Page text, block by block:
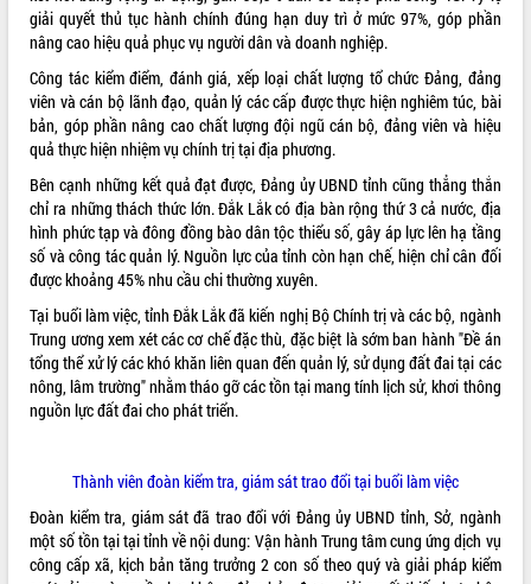
Hội thảo góp ý hồ sơ điều chỉnh quy
hoạch tỉnh Đắk Lắk thời kỳ 2021-2030,
tầm nhìn đến năm 2050
Nâng cao hiệu quả hoạt động của các
doanh nghiệp nhà nước
Hội nghị triển khai kết nối mạng
truyền số liệu chuyên dùng phục vụ cơ
quan Đảng, Nhà nước
Lễ phát động chuỗi hoạt động chung
tay làm sạch môi trường
Xã Ea Kar bước chuyển mình trong
công tác cải cách hành chính mô hình
mới
UBND tỉnh họp báo định kỳ tháng 4
năm 2026
Hội thảo khoa học “Giải pháp thúc đẩy
phát triển nền kinh tế xanh tại tỉnh
Tăng cường giám sát, đôn đốc thực
hàng tuần
Tháo gỡ những vướng mắc, đẩy mạnh
công tác cải cách thủ tục hành chính
giải quyết thủ tục hành chính đúng hạn duy trì ở mức 97%, góp phần
nâng cao hiệu quả phục vụ người dân và doanh nghiệp.
Công tác kiểm điểm, đánh giá, xếp loại chất lượng tổ chức Đảng, đảng
viên và cán bộ lãnh đạo, quản lý các cấp được thực hiện nghiêm túc, bài
bản, góp phần nâng cao chất lượng đội ngũ cán bộ, đảng viên và hiệu
quả thực hiện nhiệm vụ chính trị tại địa phương.
Bên cạnh những kết quả đạt được, Đảng ủy UBND tỉnh cũng thẳng thắn
chỉ ra những thách thức lớn. Đắk Lắk có địa bàn rộng thứ 3 cả nước, địa
hình phức tạp và đông đồng bào dân tộc thiểu số, gây áp lực lên hạ tầng
số và công tác quản lý. Nguồn lực của tỉnh còn hạn chế, hiện chỉ cân đối
được khoảng 45% nhu cầu chi thường xuyên.
Tại buổi làm việc, tỉnh Đắk Lắk đã kiến nghị Bộ Chính trị và các bộ, ngành
Trung ương xem xét các cơ chế đặc thù, đặc biệt là sớm ban hành "Đề án
tổng thể xử lý các khó khăn liên quan đến quản lý, sử dụng đất đai tại các
nông, lâm trường" nhằm tháo gỡ các tồn tại mang tính lịch sử, khơi thông
nguồn lực đất đai cho phát triển.
Thành viên đoàn kiểm tra, giám sát trao đổi tại buổi làm việc
Đoàn kiểm tra, giám sát đã trao đổi với Đảng ủy UBND tỉnh, Sở, ngành
một số tồn tại tại tỉnh về nội dung: Vận hành Trung tâm cung ứng dịch vụ
công cấp xã, kịch bản tăng trưởng 2 con số theo quý và giải pháp kiểm